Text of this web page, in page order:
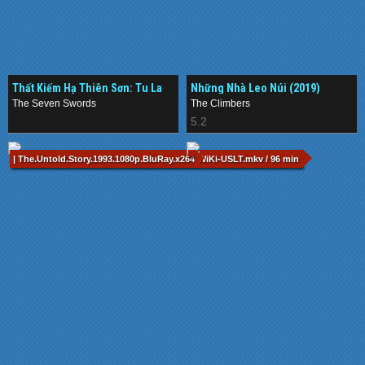
Thất Kiếm Hạ Thiên Sơn: Tu La
Nhãn (2019)
The Seven Swords
Những Nhà Leo Núi (2019)
The Climbers
5.2
| The.Untold.Story.1993.1080p.BluRay.x264-WiKi-USLT.mkv / 96 min